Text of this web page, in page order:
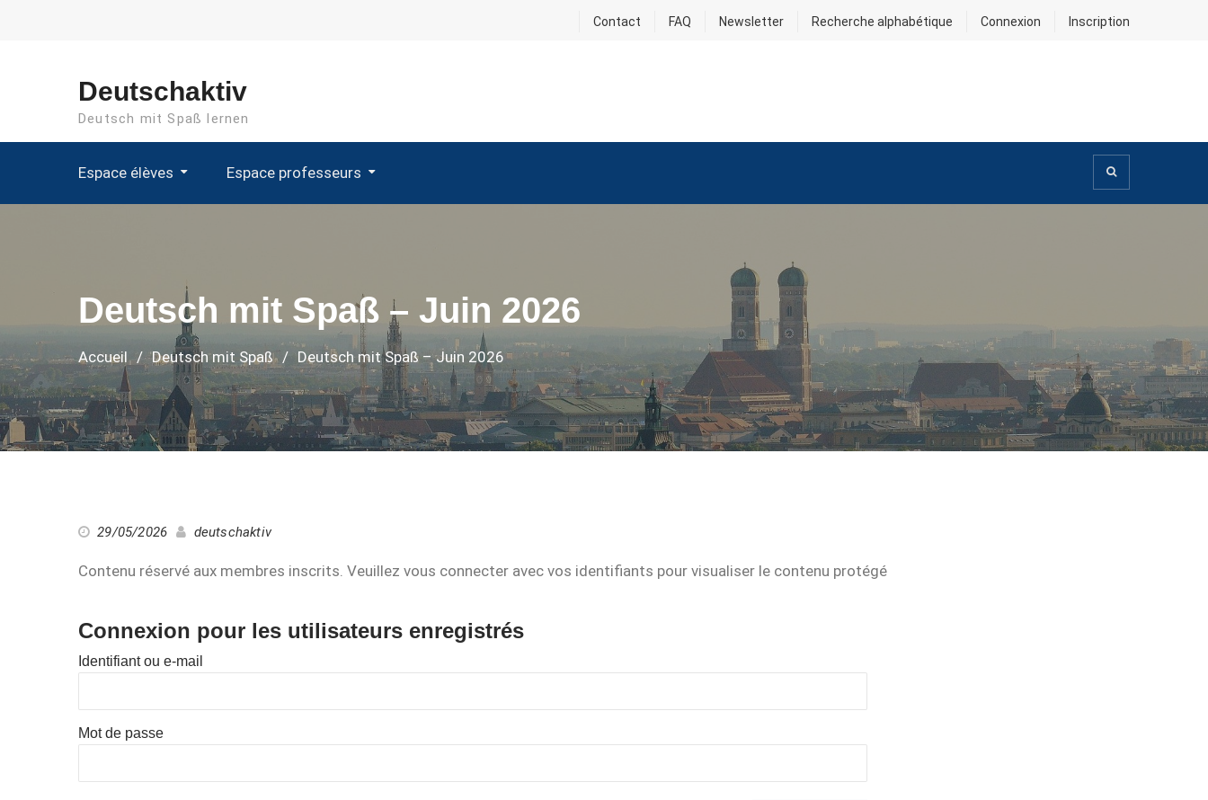
Contact FAQ Newsletter Recherche alphabétique Connexion Inscription
Deutschaktiv
Deutsch mit Spaß lernen
Espace élèves Espace professeurs
Deutsch mit Spaß – Juin 2026
Accueil Deutsch mit Spaß Deutsch mit Spaß – Juin 2026
29/05/2026 deutschaktiv
Contenu réservé aux membres inscrits. Veuillez vous connecter avec vos identifiants pour visualiser le contenu protégé
Connexion pour les utilisateurs enregistrés
Identifiant ou e-mail
Mot de passe